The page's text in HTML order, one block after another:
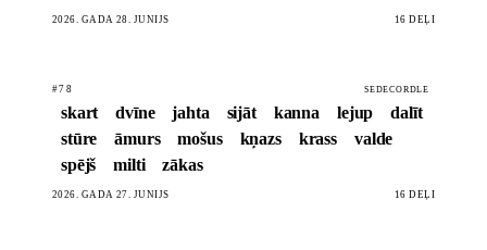
2026. GADA 28. JŪNIJS 16 DĒĻI
#78 SEDECORDLE
skart dvīne jahta sijāt kanna lejup
dalīt
stūre
āmurs mošus kņazs krass
valde
spējš
milti zākas
2026. GADA 27. JŪNIJS 16 DĒĻI